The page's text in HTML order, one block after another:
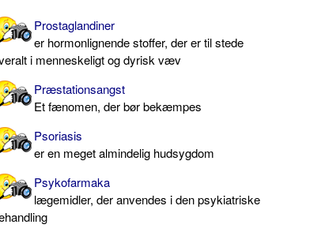
Prostaglandiner
er hormonlignende stoffer, der er til stede
i menneskeligt og dyrisk væv
Præstationsangst
Et fænomen, der bør bekæmpes
Psoriasis
er en meget almindelig hudsygdom
Psykofarmaka
lægemidler, der anvendes i den psykiatriske